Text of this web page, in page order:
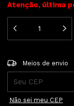
Atenção, última
Entregas para o CEP:
Meios de envio
Não sei meu CEP